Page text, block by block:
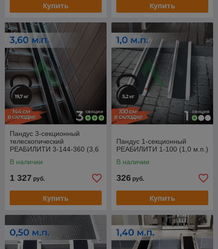
Купить Купить
Пандус 3-секционный
телескопический
РЕАБИЛИТИ 3-144-360 (3,6
В наличии
1 327 руб.
Купить
Пандус 1-секционный
РЕАБИЛИТИ 1-100 (1,0 м.п.)
В наличии
326 руб.
Купить